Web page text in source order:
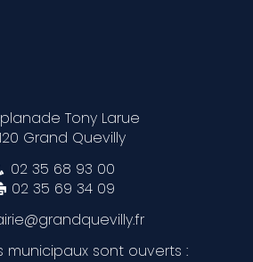
Tony Larue
Grand Quevilly
02 35 68 93 00
02 35 69 34 09
municipaux sont ouverts :